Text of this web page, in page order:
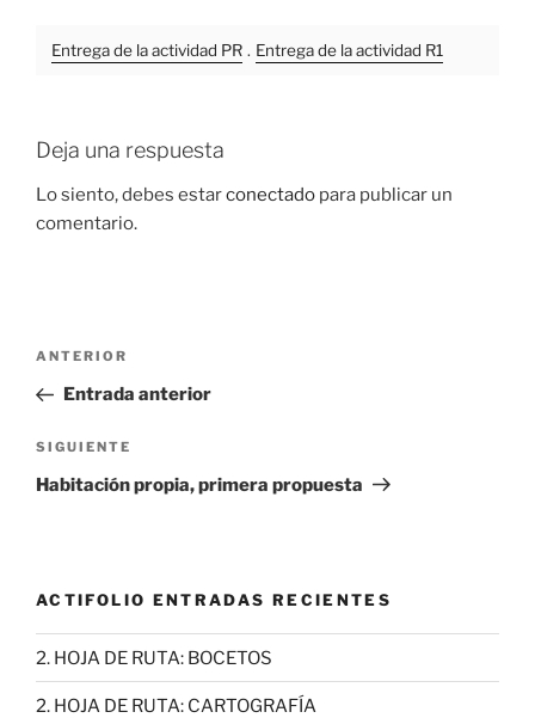
Entrega de la actividad PR . Entrega de la actividad R1
Deja una respuesta
Lo siento, debes estarconectado para publicar un
comentario.
Navegación
entradas
Entrada
anterior:
ANTERIOR
Entrada anterior
Siguiente
entrada
SIGUIENTE
Habitación propia, primera propuesta
ACTIFOLIO ENTRADAS RECIENTES
2. HOJA DE RUTA: BOCETOS
2. HOJA DE RUTA: CARTOGRAFÍA